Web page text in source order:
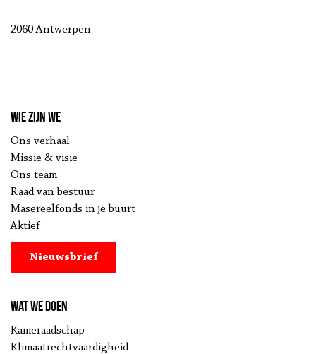
2060 Antwerpen
Wie zijn we
Ons verhaal
Missie & visie
Ons team
Raad van bestuur
Masereelfonds in je buurt
Aktief
Nieuwsbrief
Wat we doen
Kameraadschap
Klimaatrechtvaardigheid